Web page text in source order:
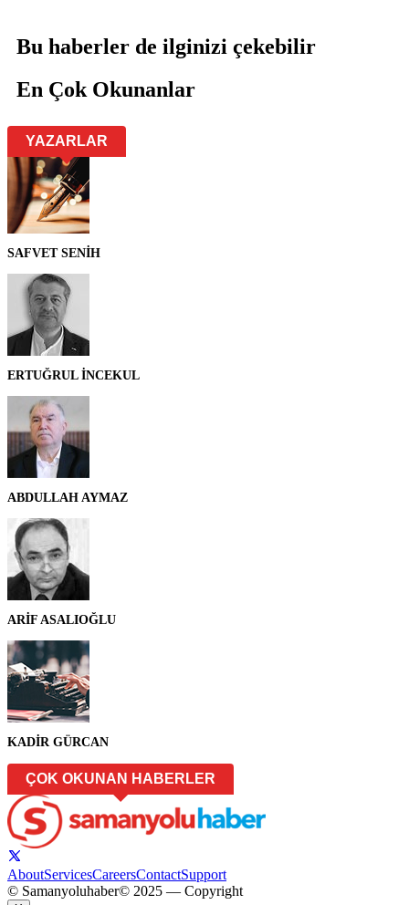
Bu haberler de ilginizi çekebilir
En Çok Okunanlar
YAZARLAR
SAFVET SENİH
ERTUĞRUL İNCEKUL
ABDULLAH AYMAZ
ARİF ASALIOĞLU
KADİR GÜRCAN
ÇOK OKUNAN HABERLER
AboutServicesCareersContactSupport
© Samanyoluhaber© 2025 — Copyright